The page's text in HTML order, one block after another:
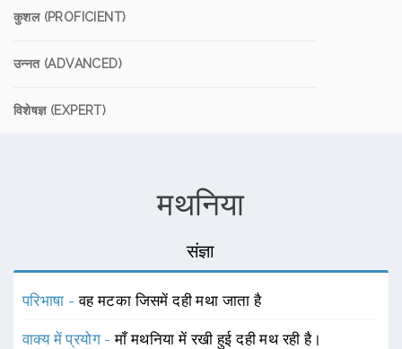
कुशल (PROFICIENT)
उन्नत (ADVANCED)
विशेषज्ञ (EXPERT)
मथनिया
संज्ञा
परिभाषा -वह मटका जिसमें दही मथा जाता है
वाक्य में प्रयोग -माँ मथनिया में रखी हुई दही मथ रही है।